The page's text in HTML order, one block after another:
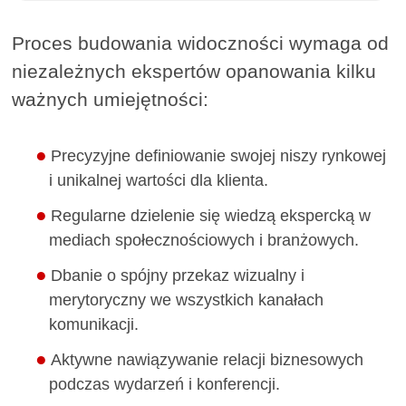
Proces budowania widoczności wymaga od
niezależnych ekspertów opanowania kilku
ważnych umiejętności:
Precyzyjne definiowanie swojej niszy rynkowej
i unikalnej wartości dla klienta.
Regularne dzielenie się wiedzą ekspercką w
mediach społecznościowych i branżowych.
Dbanie o spójny przekaz wizualny i
merytoryczny we wszystkich kanałach
komunikacji.
Aktywne nawiązywanie relacji biznesowych
podczas wydarzeń i konferencji.